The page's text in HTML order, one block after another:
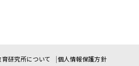
育研究所について 個人情報保護方針